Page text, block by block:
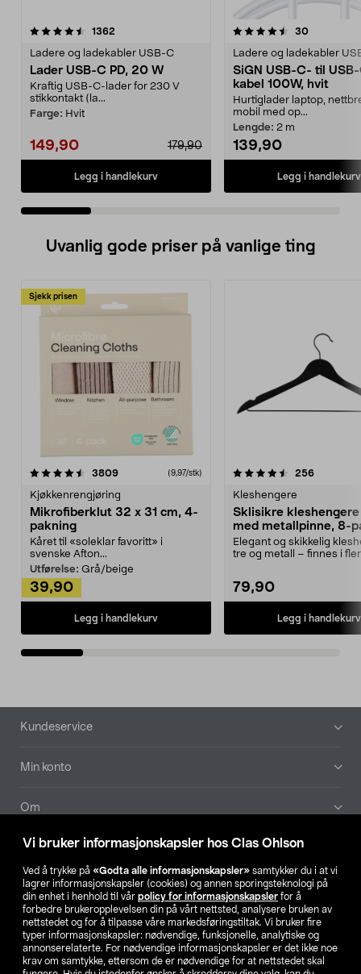
Vi bruker informasjonskapsler hos Clas Ohlson
Ved å trykke på «Godta alle informasjonskapsler» samtykker du i at vi
lagrer informasjonskapsler (cookies) og annen sporingsteknologi på
din enhet i henhold til vår policy for informasjonskapsler for å
forbedre brukeropplevelsen din på vårt nettsted, analysere bruken av
nettstedet og for å tilpasse våre markedsføringstiltak. Vi bruker fire
typer informasjonskapsler: nødvendige, funksjonelle, analytiske og
annonserelaterte. For nødvendige informasjonskapsler er det ikke noe
krav om samtykke, ettersom de er nødvendige for at nettstedet skal
1362
Ladere og ladekabler USB-C
Lader USB-C PD, 20 W
Kraftig USB-C-lader for 230 V
stikkontakt (la...
Farge: Hvit
149,90 179,90
Legg i handlekurv
4.5 av 5 stjerner 30
Ladere og ladekabler
SiGN USB-C- til
kabel 100W, hvit
Hurtiglader laptop,
mobil med op...
Lengde: 2 m
139,90
Legg i handlekurv
4.5 av 5 stjerner
Uvanlig gode priser på vanlige ting
Sjekk prisen
3809anmeldelser(9,97/stk)
Kjøkkenrengjøring
Mikrofiberklut 32 x 31 cm, 4-
pakning
Kåret til «soleklar favoritt» i
svenske Afton...
Utførelse: Grå/beige
39,90
Legg i handlekurv
4.5av 5 stjerner 256
Kleshengere
Sklisikre
med metallpinne, 8-
Elegant og skikkelig
tre og metall – finnes i
79,90
Legg i handlekurv
4.5av 5 stjerner
Bunntekst
Kundeservice
Min konto
Om
Aktuelt
Våre selskaper
Finn din butikk
SE NO FI